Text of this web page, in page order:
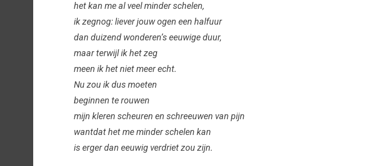
het kan me al veel minder schelen,
ik zegnog: liever jouw ogen een halfuur
dan duizend wonderen’s eeuwige duur,
maar terwijl ik het zeg
meen ik het niet meer echt.
Nu zou ik dus moeten
beginnen te rouwen
mijn kleren scheuren en schreeuwen van pijn
wantdat het me minder schelen kan
is erger dan eeuwig verdriet zou zijn.